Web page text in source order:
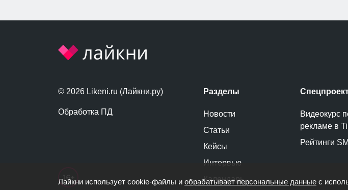
© 2026 Likeni.ru (Лайкни.ру)
Обработка ПД
Разделы
Новости
Статьи
Кейсы
Интервью
Календарь
Видеокурс
рекламе в
Рейтинги
Лайкни использует cookie-файлы и обрабатывает персональные данные с